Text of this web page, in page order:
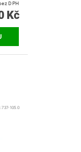
Kč bez DPH
Kč
105.0